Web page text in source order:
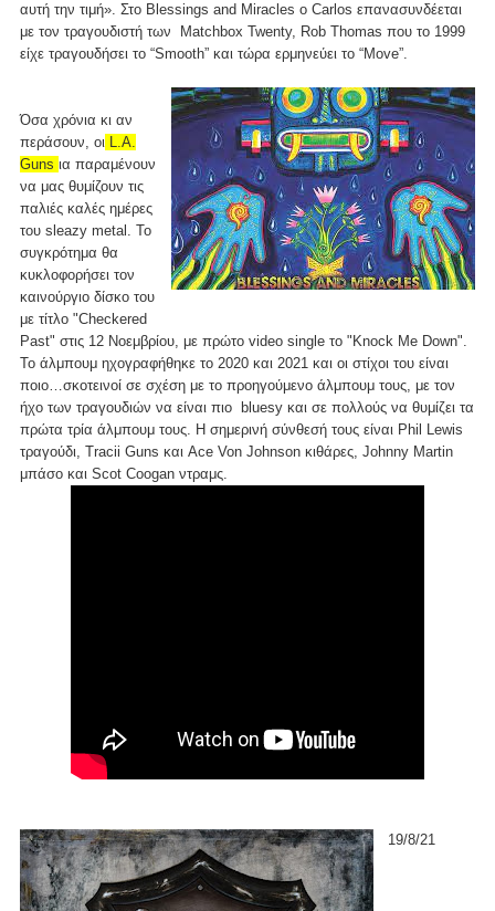
αυτή την τιμή». Στο Blessings and Miracles ο Carlos επανασυνδέεται
με τον τραγουδιστή των Matchbox Twenty, Rob Thomas που το 1999
είχε τραγουδήσει το “Smooth” και τώρα ερμηνεύει το “Move”.
Όσα χρόνια κι αν
περάσουν, οι L.A.
Guns ια παραμένουν
να μας θυμίζουν τις
παλιές καλές ημέρες
του sleazy metal. Το
συγκρότημα θα
κυκλοφορήσει τον
καινούργιο δίσκο του
με τίτλο "Checkered
Past" στις 12 Νοεμβρίου, με πρώτο video single το "Knock Me Down".
Το άλμπουμ ηχογραφήθηκε το 2020 και 2021 και οι στίχοι του είναι
ποιο…σκοτεινοί σε σχέση με το προηγούμενο άλμπουμ τους, με τον
ήχο των τραγουδιών να είναι πιο bluesy και σε πολλούς να θυμίζει τα
πρώτα τρία άλμπουμ τους. Η σημερινή σύνθεσή τους είναι Phil Lewis
τραγούδι, Tracii Guns και Ace Von Johnson κιθάρες, Johnny Martin
μπάσο και Scot Coogan ντραμς.
19/8/21